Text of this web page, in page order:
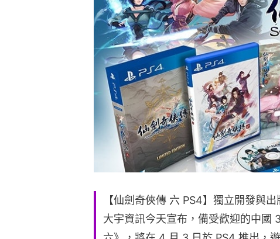
【仙劍奇俠傳 六 PS4】獨立開發與
大宇資訊今天宣布，備受歡迎的中國